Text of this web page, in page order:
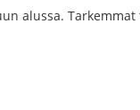
alussa.